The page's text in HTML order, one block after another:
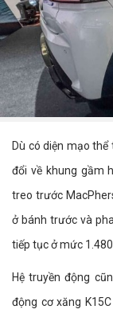
Dù có diện mạo
đổi về khung gầm
treo trước
ở bánh trước và
tiếp tục ở mức
Hệ truyền động
động cơ xăng